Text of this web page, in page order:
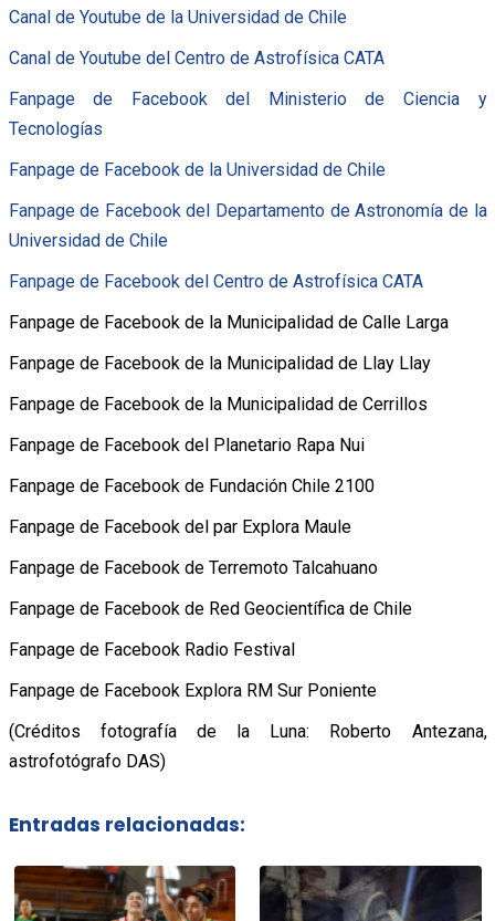
Canal de Youtube de la Universidad de Chile
Canal de Youtube del Centro de Astrofísica CATA
Fanpage de Facebook del Ministerio de Ciencia y
Tecnologías
Fanpage de Facebook de la Universidad de Chile
Fanpage de Facebook del Departamento de Astronomía de la
Universidad de Chile
Fanpage de Facebook del Centro de Astrofísica CATA
Fanpage de Facebook de la Municipalidad de Calle Larga
Fanpage de Facebook de la Municipalidad de Llay Llay
Fanpage de Facebook de la Municipalidad de Cerrillos
Fanpage de Facebook del Planetario Rapa Nui
Fanpage de Facebook de Fundación Chile 2100
Fanpage de Facebook del par Explora Maule
Fanpage de Facebook de Terremoto Talcahuano
Fanpage de Facebook de Red Geocientífica de Chile
Fanpage de Facebook Radio Festival
Fanpage de Facebook Explora RM Sur Poniente
(Créditos fotografía de la Luna: Roberto Antezana,
astrofotógrafo DAS)
Entradas relacionadas: